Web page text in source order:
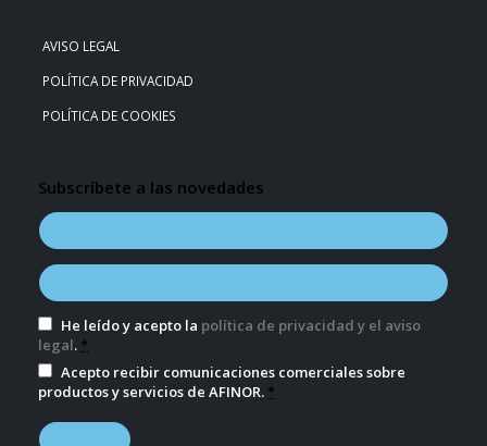
AVISO LEGAL
POLÍTICA DE PRIVACIDAD
POLÍTICA DE COOKIES
Subscríbete a las novedades
He leído y acepto la política de privacidad y el aviso
legal. *
Acepto recibir comunicaciones comerciales sobre
productos y servicios de AFINOR. *